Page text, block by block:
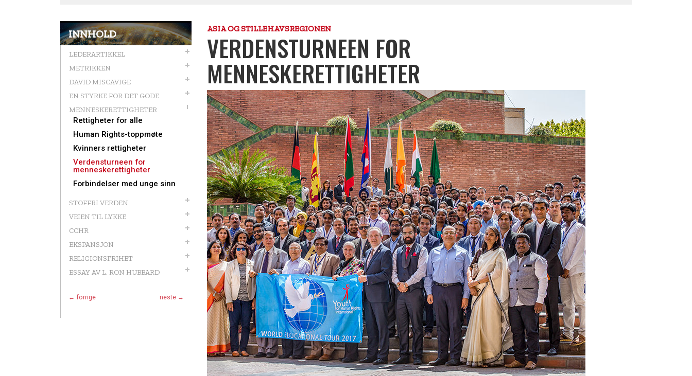
INNHOLD
LEDERARTIKKEL
METRIKKEN
DAVID MISCAVIGE
EN STYRKE FOR DET GODE
MENNESKE­RETTIGHETER
Rettigheter for alle
Human Rights-toppmøte
Kvinners rettigheter
Verdensturneen for
menneskerettigheter
Forbindelser med unge sinn
STOFFRI VERDEN
VEIEN TIL LYKKE
CCHR
EKSPANSJON
RELIGIONSFRIHET
ESSAY AV L. RON HUBBARD
← forrige neste →
ASIA OG STILLEHAVSREGIONEN
VERDENSTURNEEN FOR
MENNESKERETTIGHETER